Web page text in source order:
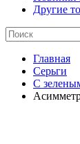
Другие
Главная
Серьги
С